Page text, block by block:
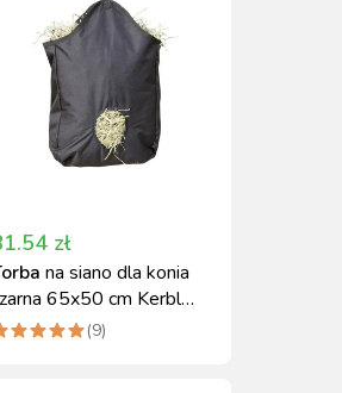
zł
na siano dla konia
65x50 cm Kerbl
(9)